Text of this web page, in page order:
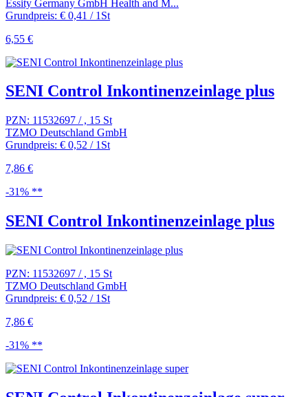
Essity Germany GmbH Health and M...
Grundpreis: € 0,41 / 1St
6,55 €
SENI Control Inkontinenzeinlage plus
PZN: 11532697 / , 15 St
TZMO Deutschland GmbH
Grundpreis: € 0,52 / 1St
7,86 €
-31% **
SENI Control Inkontinenzeinlage plus
PZN: 11532697 / , 15 St
TZMO Deutschland GmbH
Grundpreis: € 0,52 / 1St
7,86 €
-31% **